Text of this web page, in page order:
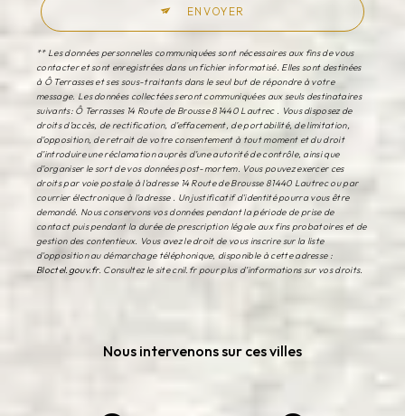
ENVOYER
** Les données personnelles communiquées sont nécessaires aux fins de vous
contacter et sont enregistrées dans un fichier informatisé. Elles sont destinées
à Ô Terrasses et ses sous-traitants dans le seul but de répondre à votre
message. Les données collectées seront communiquées aux seuls destinataires
suivants: Ô Terrasses 14 Route de Brousse 81440 Lautrec . Vous disposez de
droits d’accès, de rectification, d’effacement, de portabilité, de limitation,
d’opposition, de retrait de votre consentement à tout moment et du droit
d’introduire une réclamation auprès d’une autorité de contrôle, ainsi que
d’organiser le sort de vos données post-mortem. Vous pouvez exercer ces
droits par voie postale à l'adresse 14 Route de Brousse 81440 Lautrec ou par
courrier électronique à l'adresse . Un justificatif d'identité pourra vous être
demandé. Nous conservons vos données pendant la période de prise de
contact puis pendant la durée de prescription légale aux fins probatoires et de
gestion des contentieux. Vous avez le droit de vous inscrire sur la liste
d'opposition au démarchage téléphonique, disponible à cette adresse :
Bloctel.gouv.fr. Consultez le site cnil.fr pour plus d’informations sur vos droits.
Nous intervenons sur ces villes